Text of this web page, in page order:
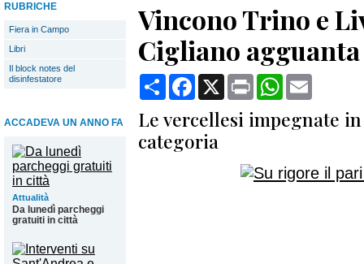
RUBRICHE
Fiera in Campo
Libri
Il block notes del
disinfestatore
ACCADEVA UN ANNO FA
Attualità
Da lunedì parcheggi
gratuiti in città
Vincono Trino e
Cigliano
CondividiFacebook
X Print WhatsApp
Le vercellesi impegnate
categoria